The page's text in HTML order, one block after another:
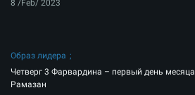
8 /Feb/ 2023
Образ лидера
Четверг 3 Фарвардина – первый день месяца
Рамазан